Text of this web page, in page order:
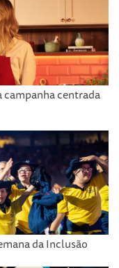
centrada
da Inclusão